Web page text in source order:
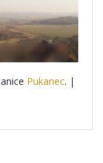
Pukanec. |